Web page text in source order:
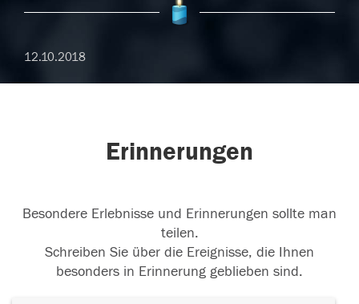
12.10.2018
Erinnerungen
Besondere Erlebnisse und Erinnerungen sollte man
teilen.
Schreiben Sie über die Ereignisse, die Ihnen
besonders in Erinnerung geblieben sind.